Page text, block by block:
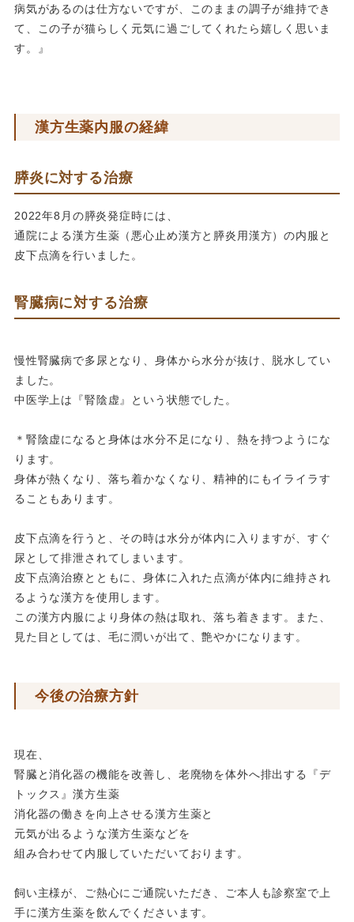
病気があるのは仕方ないですが、このままの調子が維持でき
て、
この子が猫らしく元気に過ごしてくれたら嬉しく思いま
す。』
漢方生薬内服の経緯
膵炎に対する治療
2022年8月の膵炎発症時には、
通院による漢方生薬（悪心止め漢方と膵炎用漢方）の内服と
皮下点滴を行いました。
腎臓病に対する治療
慢性腎臓病で多尿となり、身体から水分が抜け、脱水してい
ました。
中医学上は『腎陰虚』という状態でした。
＊腎陰虚になると身体は水分不足になり、熱を持つようにな
ります。
身体が熱くなり、落ち着かなくなり、精神的にもイライラす
ることもあります。
皮下点滴を行うと、その時は水分が体内に入りますが、すぐ
尿として排泄されてしまいます。
皮下点滴治療とともに、身体に入れた点滴が体内に維持され
るような漢方を使用します。
この漢方内服により身体の熱は取れ、落ち着きます。また、
見た目としては、毛に潤いが出て、艶やかになります。
今後の治療方針
現在、
腎臓と消化器の機能を改善し、老廃物を体外へ排出する『デ
トックス』漢方生薬
消化器の働きを向上させる漢方生薬と
元気が出るような漢方生薬などを
組み合わせて内服していただいております。
飼い主様が、ご熱心にご通院いただき、ご本人も診察室で上
手に漢方生薬を飲んでくださいます。